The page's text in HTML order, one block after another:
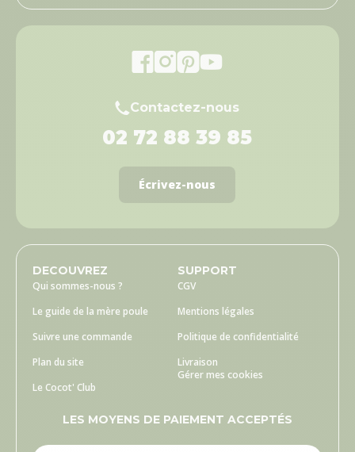
Contactez-nous
02 72 88 39 85
Écrivez-nous
DECOUVREZ
Qui sommes-nous ?
Le guide de la mère poule
Suivre une commande
Plan du site
Le Cocot' Club
SUPPORT
CGV
Mentions légales
Politique de confidentialité
Livraison
Gérer mes cookies
LES MOYENS DE PAIEMENT ACCEPTÉS